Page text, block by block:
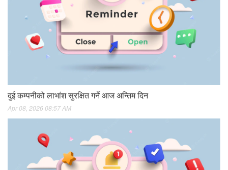
दुई कम्पनीको लाभांश सुरक्षित गर्ने आज अन्तिम दिन
Apr 08, 2026 08:57 AM